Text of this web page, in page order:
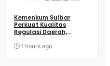
Kemenkum Sulbar
Perkuat Kualitas
Regulasi Daerah,
Ranperbup Polman
1 hours ago